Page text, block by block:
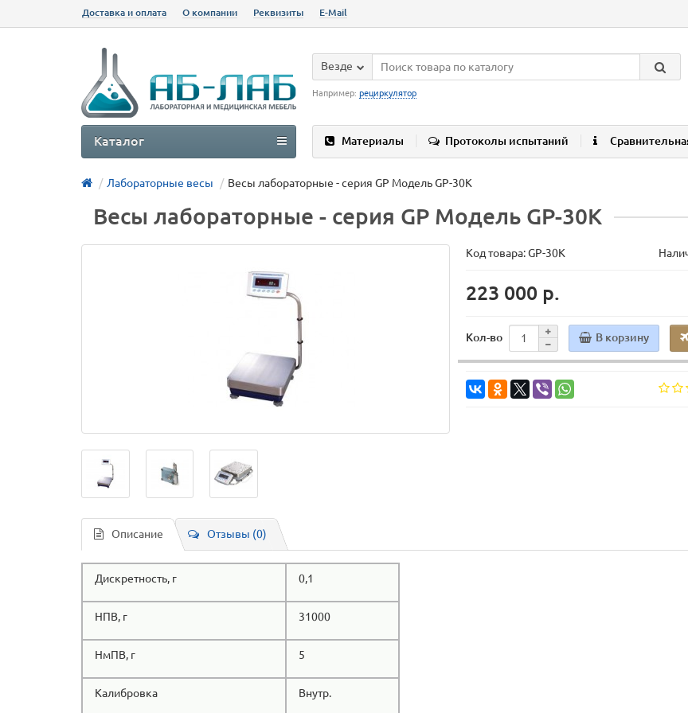
Доставка и оплата О компании Реквизиты E-Mail
Везде
Например: рециркулятор
Материалы Протоколы испытаний
Каталог
Лабораторные весы Весы лабораторные - серия GP Модель GP-30K
Весы лабораторные - серия GP Модель GP-30K
Код товара:GP-30K
223 000 р.
Кол-во В корзину
Описание Отзывы (0)
Дискретность, г 0,1
НПВ, г 31000
НмПВ, г 5
Калибровка Внутр.